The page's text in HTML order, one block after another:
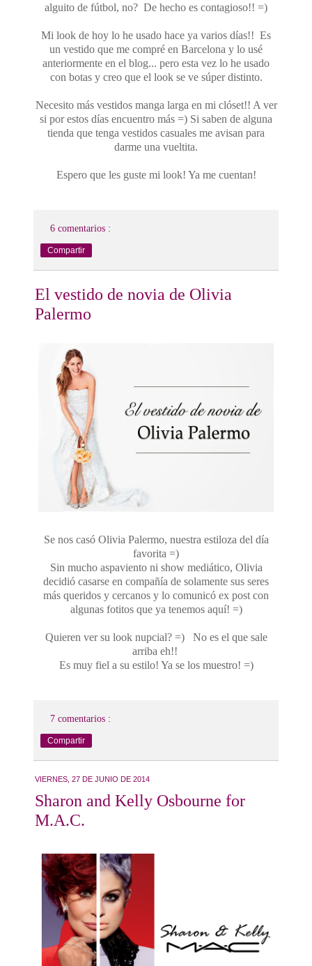
alguito de fútbol, no? De hecho es contagioso!! =)
Mi look de hoy lo he usado hace ya varios días!! Es
un vestido que me compré en Barcelona y lo usé
anteriormente en el blog... pero esta vez lo he usado
con botas y creo que el look se ve súper distinto.
Necesito más vestidos manga larga en mi clóset!! A ver
si por estos días encuentro más =) Si saben de alguna
tienda que tenga vestidos casuales me avisan para
darme una vueltita.
Espero que les guste mi look! Ya me cuentan!
6 comentarios :
Compartir
El vestido de novia de Olivia
Palermo
Se nos casó Olivia Palermo, nuestra estiloza del día
favorita =)
Sin mucho aspaviento ni show mediático, Olivia
decidió casarse en compañía de solamente sus seres
más queridos y cercanos y lo comunicó ex post con
algunas fotitos que ya tenemos aquí! =)
Quieren ver su look nupcial? =) No es el que sale
arriba eh!!
Es muy fiel a su estilo! Ya se los muestro! =)
7 comentarios :
Compartir
VIERNES, 27 DE JUNIO DE 2014
Sharon and Kelly Osbourne for
M.A.C.